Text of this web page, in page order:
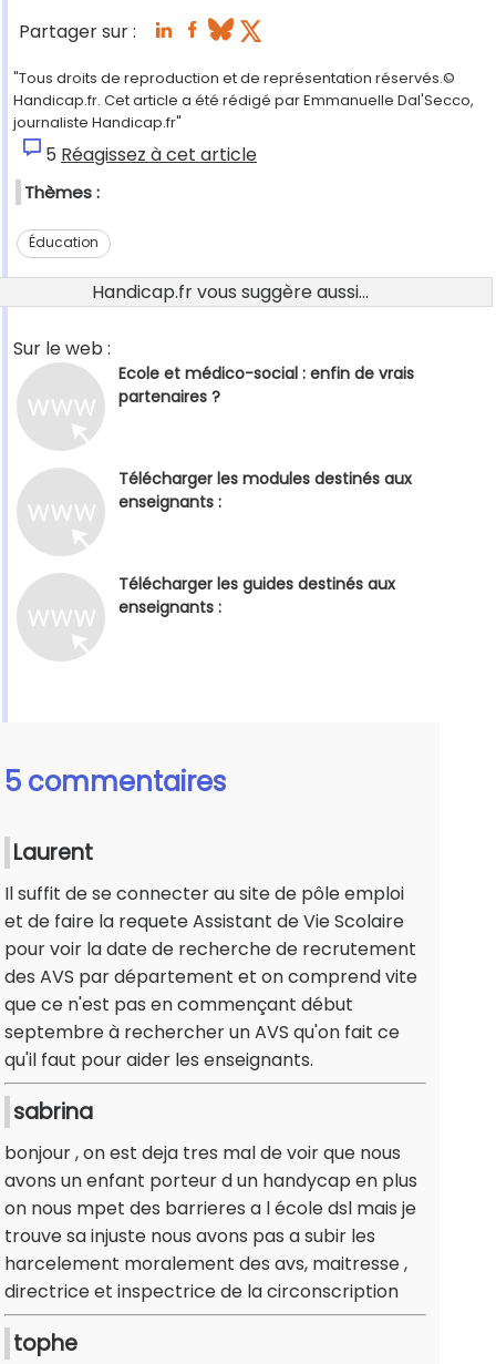
Partager sur :
"Tous droits de reproduction et de représentation réservés.©
Handicap.fr. Cet article a été rédigé par Emmanuelle Dal'Secco,
journaliste Handicap.fr"
5 Réagissez à cet article
Thèmes :
Éducation
Handicap.fr vous suggère aussi...
Sur le web :
Ecole et médico-social : enfin de vrais
partenaires ?
Télécharger les modules destinés aux
enseignants :
Télécharger les guides destinés aux
enseignants :
5 commentaires
Laurent
Il suffit de se connecter au site de pôle emploi
et de faire la requete Assistant de Vie Scolaire
pour voir la date de recherche de recrutement
des AVS par département et on comprend vite
que ce n'est pas en commençant début
septembre à rechercher un AVS qu'on fait ce
qu'il faut pour aider les enseignants.
sabrina
bonjour , on est deja tres mal de voir que nous
avons un enfant porteur d un handycap en plus
on nous mpet des barrieres a l école dsl mais je
trouve sa injuste nous avons pas a subir les
harcelement moralement des avs, maitresse ,
directrice et inspectrice de la circonscription
tophe